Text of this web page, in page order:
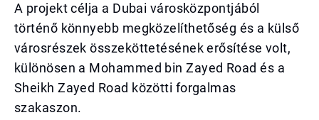
A projekt célja a Dubai városközpontjából
történő könnyebb megközelíthetőség és a külső
városrészek összeköttetésének erősítése volt,
különösen a Mohammed bin Zayed Road és a
Sheikh Zayed Road közötti forgalmas
szakaszon.